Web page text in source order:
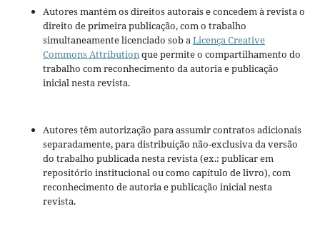
Autores mantém os direitos autorais e concedem à revista o
direito de primeira publicação, com o trabalho
simultaneamente licenciado sob aLicença Creative
Commons Attributionque permite o compartilhamento do
trabalho com reconhecimento da autoria e publicação
inicial nesta revista.
Autores têm autorização para assumir contratos adicionais
separadamente, para distribuição não-exclusiva da versão
do trabalho publicada nesta revista (ex.: publicar em
repositório institucional ou como capítulo de livro), com
reconhecimento de autoria e publicação inicial nesta
revista.